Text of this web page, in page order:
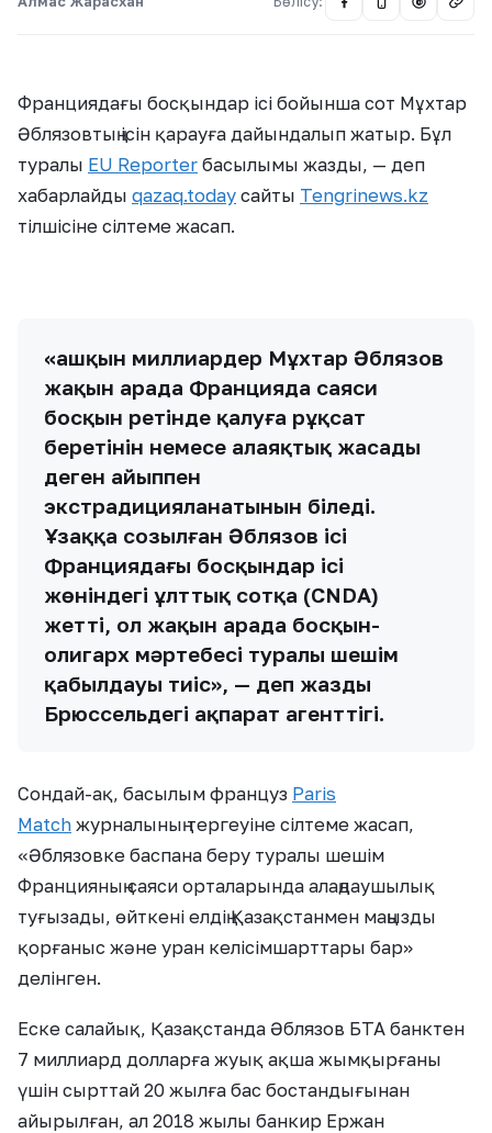
Франциядағы босқындар ісі бойынша сот Мұхтар
Әблязовтың ісін қарауға дайындалып жатыр. Бұл
туралы EU Reporter басылымы жазды, — деп
хабарлайды qazaq.today сайты Tengrinews.kz
тілшісіне сілтеме жасап.
«Қашқын миллиардер Мұхтар Әблязов
жақын арада Францияда саяси
босқын ретінде қалуға рұқсат
беретінін немесе алаяқтық жасады
деген айыппен
экстрадицияланатынын біледі.
Ұзаққа созылған Әблязов ісі
Франциядағы босқындар ісі
жөніндегі ұлттық сотқа (CNDA)
жетті, ол жақын арада босқын-
олигарх мәртебесі туралы шешім
қабылдауы тиіс», — деп жазды
Брюссельдегі ақпарат агенттігі.
Сондай-ақ, басылым француз Paris
Match журналының тергеуіне сілтеме жасап,
«Әблязовке баспана беру туралы шешім
Францияның саяси орталарында алаңдаушылық
туғызады, өйткені елдің Қазақстанмен маңызды
қорғаныс және уран келісімшарттары бар»
делінген.
Еске салайық, Қазақстанда Әблязов БТА банктен
7 миллиард долларға жуық ақша жымқырғаны
үшін сырттай 20 жылға бас бостандығынан
айырылған, ал 2018 жылы банкир Ержан